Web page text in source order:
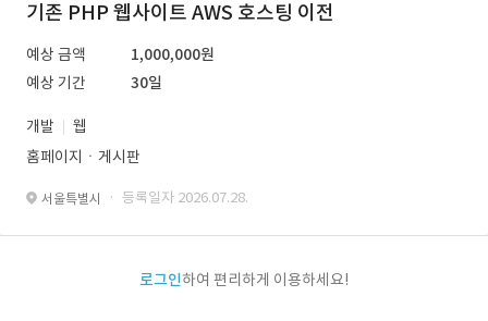
기존 PHP 웹사이트 AWS 호스팅 이전
예상 금액
1,000,000원
예상 기간
30일
개발
웹
홈페이지ㆍ게시판
서울특별시 · 등록일자 2026.07.28.
로그인하여 편리하게 이용하세요!